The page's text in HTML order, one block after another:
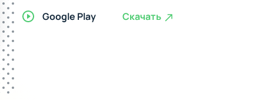
Google Play
Скачать